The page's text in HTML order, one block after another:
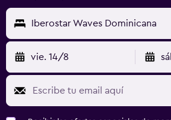
Iberostar Waves Dominicana
vie. 14/8